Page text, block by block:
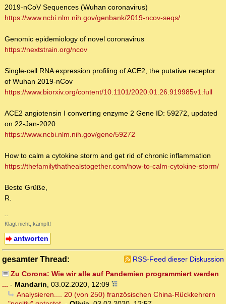
2019-nCoV Sequences (Wuhan coronavirus)
https://www.ncbi.nlm.nih.gov/genbank/2019-ncov-seqs/
Genomic epidemiology of novel coronavirus
https://nextstrain.org/ncov
Single-cell RNA expression profiling of ACE2, the putative receptor
of Wuhan 2019-nCov
https://www.biorxiv.org/content/10.1101/2020.01.26.919985v1.full
ACE2 angiotensin I converting enzyme 2 Gene ID: 59272, updated
on 22-Jan-2020
https://www.ncbi.nlm.nih.gov/gene/59272
How to calm a cytokine storm and get rid of chronic inflammation
https://thefamilythathealstogether.com/how-to-calm-cytokine-storm/
Beste Grüße,
R.
--
Klagt nicht, kämpft!
antworten
gesamter Thread:
RSS-Feed dieser Diskussion
Zu Corona: Wie wir alle auf Pandemien programmiert werden
... - Mandarin, 03.02.2020, 12:09
Analysieren.... 20 (von 250) französischen China-Rückkehrern